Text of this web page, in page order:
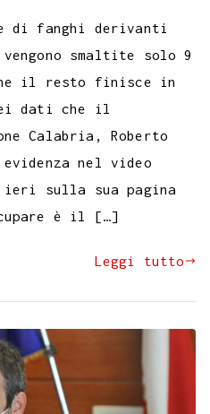
di fanghi derivanti
smaltite solo 9
il resto finisce in
dati che il
Calabria, Roberto
nel video
ieri sulla sua pagina
è il […]
Leggi tutto